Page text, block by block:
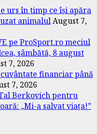
urs în timp ce își apăra
animalulAugust 7,
pe ProSport.ro meciul
sâmbătă, 8 august
7, 2026
financiar până
7, 2026
Berkovich pentru
„Mi-a salvat viața!”